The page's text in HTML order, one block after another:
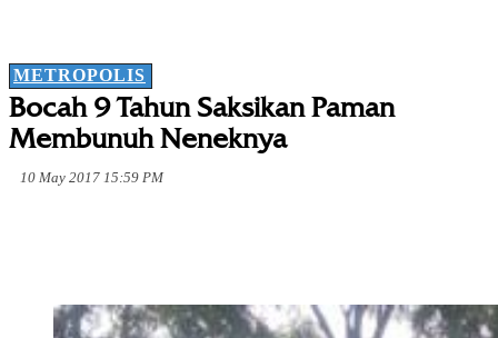
METROPOLIS
Bocah 9 Tahun Saksikan Paman
Membunuh Neneknya
10 May 2017 15:59 PM